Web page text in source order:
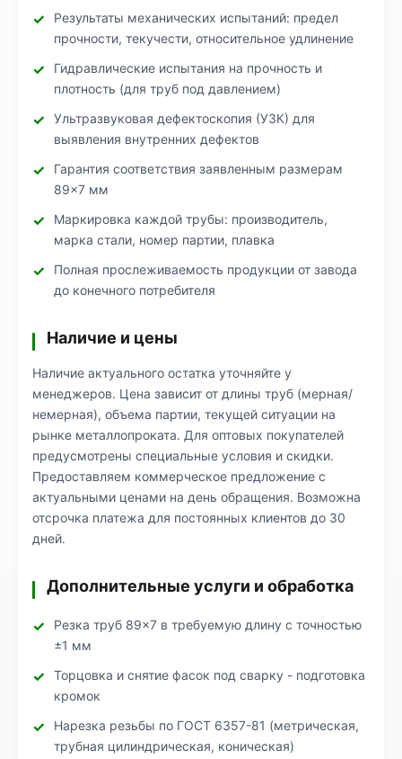
Результаты механических испытаний: предел
прочности, текучести, относительное удлинение
Гидравлические испытания на прочность и
плотность (для труб под давлением)
Ультразвуковая дефектоскопия (УЗК) для
выявления внутренних дефектов
Гарантия соответствия заявленным размерам
89×7 мм
Маркировка каждой трубы: производитель,
марка стали, номер партии, плавка
Полная прослеживаемость продукции от завода
до конечного потребителя
Наличие и цены
Наличие актуального остатка уточняйте у
менеджеров. Цена зависит от длины труб (мерная/
немерная), объема партии, текущей ситуации на
рынке металлопроката. Для оптовых покупателей
предусмотрены специальные условия и скидки.
Предоставляем коммерческое предложение с
актуальными ценами на день обращения. Возможна
отсрочка платежа для постоянных клиентов до 30
дней.
Дополнительные услуги и обработка
Резка труб 89×7 в требуемую длину с точностью
±1 мм
Торцовка и снятие фасок под сварку - подготовка
кромок
Нарезка резьбы по ГОСТ 6357-81 (метрическая,
трубная цилиндрическая, коническая)